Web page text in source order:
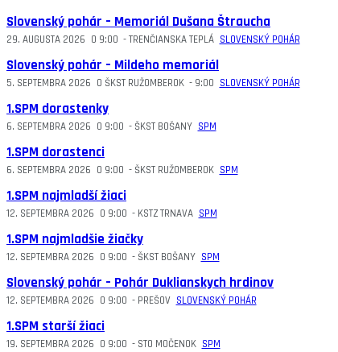
Slovenský pohár – Memoriál Dušana Štraucha
29. AUGUSTA 2026 O 9:00 -TRENČIANSKA TEPLÁ SLOVENSKÝ POHÁR
Slovenský pohár – Mildeho memoriál
5. SEPTEMBRA 2026 O ŠKST RUŽOMBEROK - 9:00 SLOVENSKÝ POHÁR
1.SPM dorastenky
6. SEPTEMBRA 2026 O 9:00 - ŠKST BOŠANY SPM
1.SPM dorastenci
6. SEPTEMBRA 2026 O 9:00 - ŠKST RUŽOMBEROK SPM
1.SPM najmladší žiaci
12. SEPTEMBRA 2026 O 9:00 - KSTZ TRNAVA SPM
1.SPM najmladšie žiačky
12. SEPTEMBRA 2026 O 9:00 - ŠKST BOŠANY SPM
Slovenský pohár – Pohár Duklianskych hrdinov
12. SEPTEMBRA 2026 O 9:00 - PREŠOV SLOVENSKÝ POHÁR
1.SPM starší žiaci
19. SEPTEMBRA 2026 O 9:00 - STO MOČENOK SPM